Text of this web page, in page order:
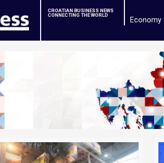
CROATIAN BUSINESS NEWS
CONNECTING THE WORLD
Economy